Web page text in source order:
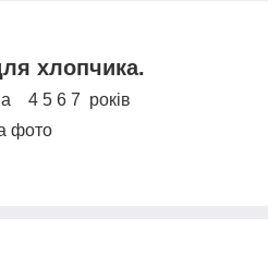
хлопчика.
4 5 6 7 років
фото